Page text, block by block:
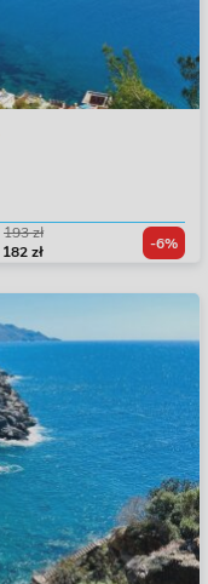
193 zł
182 zł
-6%